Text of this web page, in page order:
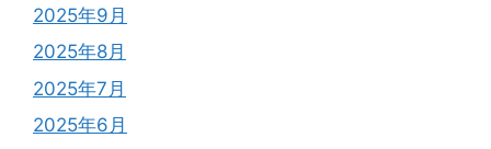
2025年9月
2025年8月
2025年7月
2025年6月